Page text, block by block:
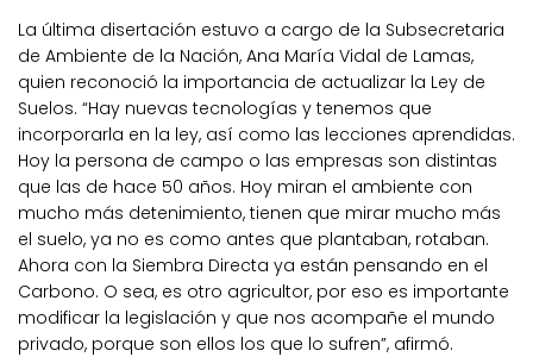
La última disertación estuvo a cargo de la Subsecretaria
de Ambiente de la Nación, Ana María Vidal de Lamas,
quien reconoció la importancia de actualizar la Ley de
Suelos. “Hay nuevas tecnologías y tenemos que
incorporarla en la ley, así como las lecciones aprendidas.
Hoy la persona de campo o las empresas son distintas
que las de hace 50 años. Hoy miran el ambiente con
mucho más detenimiento, tienen que mirar mucho más
el suelo, ya no es como antes que plantaban, rotaban.
Ahora con la Siembra Directa ya están pensando en el
Carbono. O sea, es otro agricultor, por eso es importante
modificar la legislación y que nos acompañe el mundo
privado, porque son ellos los que lo sufren”, afirmó.